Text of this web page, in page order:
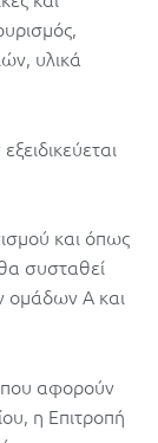
υλικά
και όπως
συσταθεί
ομάδων Α και
που αφορούν
η Επιτροπή